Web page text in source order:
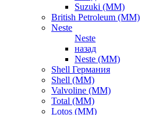
Suzuki (ММ)
British Petroleum (ММ)
Neste
Neste
назад
Neste (ММ)
Shell Германия
Shell (ММ)
Valvoline (ММ)
Total (ММ)
Lotos (ММ)